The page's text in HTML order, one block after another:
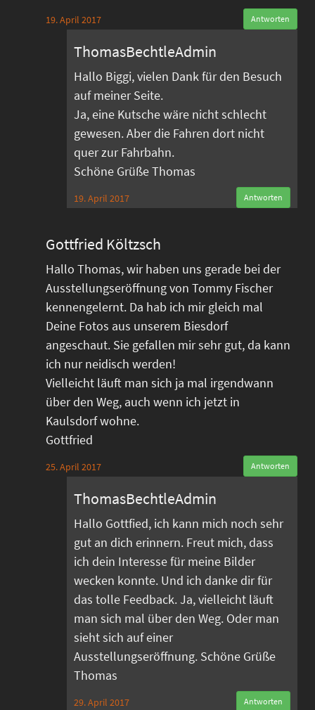
19. April 2017 Antworten
ThomasBechtleAdmin
Hallo Biggi, vielen Dank für den Besuch
auf meiner Seite.
Ja, eine Kutsche wäre nicht schlecht
gewesen. Aber die Fahren dort nicht
quer zur Fahrbahn.
Schöne Grüße Thomas
19. April 2017 Antworten
Gottfried Költzsch
Hallo Thomas, wir haben uns gerade bei der
Ausstellungseröffnung von Tommy Fischer
kennengelernt. Da hab ich mir gleich mal
Deine Fotos aus unserem Biesdorf
angeschaut. Sie gefallen mir sehr gut, da kann
ich nur neidisch werden!
Vielleicht läuft man sich ja mal irgendwann
über den Weg, auch wenn ich jetzt in
Kaulsdorf wohne.
Gottfried
25. April 2017 Antworten
ThomasBechtleAdmin
Hallo Gottfied, ich kann mich noch sehr
gut an dich erinnern. Freut mich, dass
ich dein Interesse für meine Bilder
wecken konnte. Und ich danke dir für
das tolle Feedback. Ja, vielleicht läuft
man sich mal über den Weg. Oder man
sieht sich auf einer
Ausstellungseröffnung. Schöne Grüße
Thomas
29. April 2017 Antworten